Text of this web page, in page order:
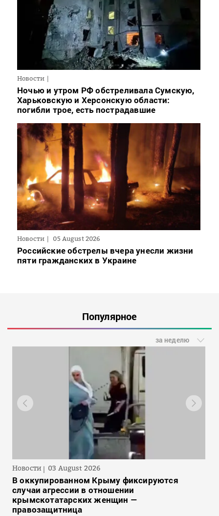
Новости
Ночью и утром РФ обстреливала Сумскую,
Харьковскую и Херсонскую области:
погибли трое, есть пострадавшие
Новости 05 August 2026
Российские обстрелы вчера унесли жизни
пяти гражданских в Украине
Популярное
за неделю
Новости 03 August 2026
В оккупированном Крыму фиксируются
случаи агрессии в отношении
крымскотатарских женщин —
правозащитница